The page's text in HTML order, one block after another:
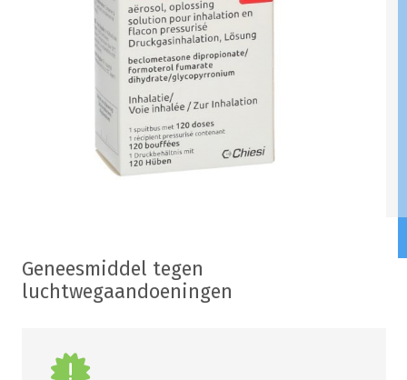
Geneesmiddel tegen
luchtwegaandoeningen